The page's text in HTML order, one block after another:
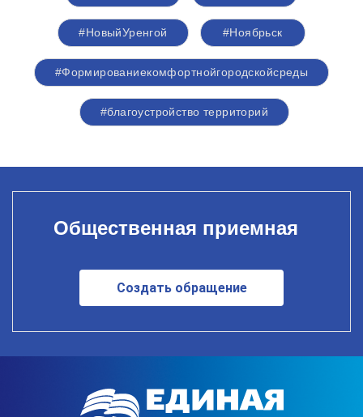
#НовыйУренгой #Ноябрьск
#Формированиекомфортнойгородскойсреды
#благоустройство территорий
Общественная приемная
Создать обращение